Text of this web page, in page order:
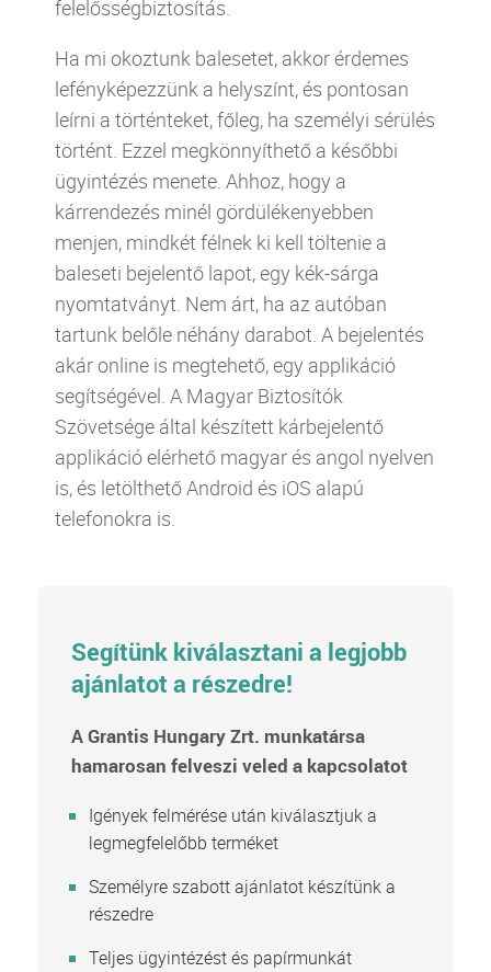
felelősségbiztosítás.
Ha mi okoztunk balesetet, akkor érdemes
lefényképezzünk a helyszínt, és pontosan
leírni a történteket, főleg, ha személyi sérülés
történt. Ezzel megkönnyíthető a későbbi
ügyintézés menete. Ahhoz, hogy a
kárrendezés minél gördülékenyebben
menjen, mindkét félnek ki kell töltenie a
baleseti bejelentő lapot, egy kék-sárga
nyomtatványt. Nem árt, ha az autóban
tartunk belőle néhány darabot. A bejelentés
akár online is megtehető, egy applikáció
segítségével. A Magyar Biztosítók
Szövetsége által készített kárbejelentő
applikáció elérhető magyar és angol nyelven
is, és letölthető Android és iOS alapú
telefonokra is.
Segítünk kiválasztani a legjobb
ajánlatot a részedre!
A Grantis Hungary Zrt. munkatársa
hamarosan felveszi veled a kapcsolatot
Igények felmérése után kiválasztjuk a
legmegfelelőbb terméket
Személyre szabott ajánlatot készítünk a
részedre
Teljes ügyintézést és papírmunkát